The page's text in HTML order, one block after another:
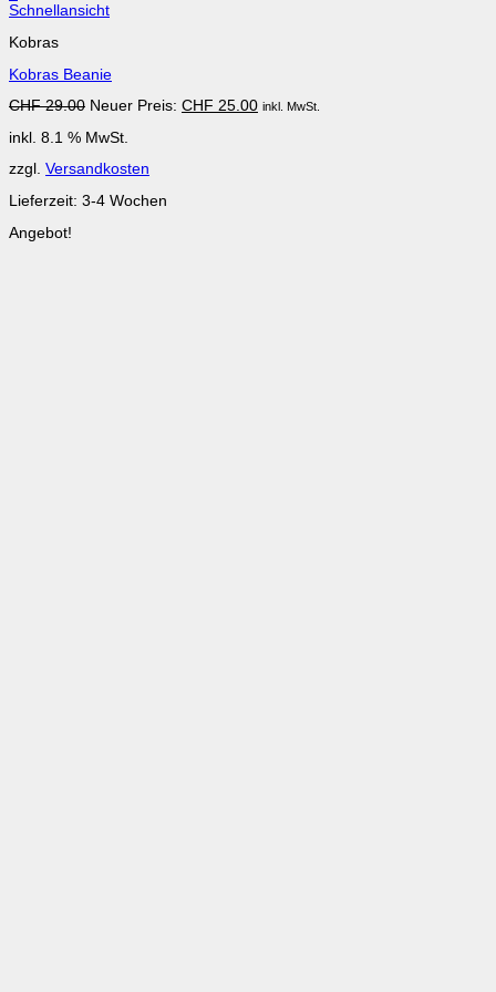
Schnellansicht
Kobras
Kobras Beanie
CHF29.00 Ursprünglicher
war:
Neuer Preis: CHF 25.00Aktueller
inkl. MwSt.
inkl. 8.1 % MwSt.
zzgl. Versandkosten
Lieferzeit: 3-4 Wochen
Angebot!